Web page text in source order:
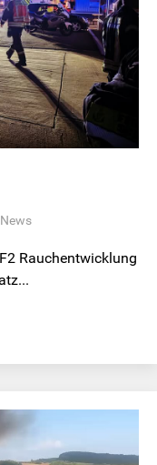
News
Rauchentwicklung